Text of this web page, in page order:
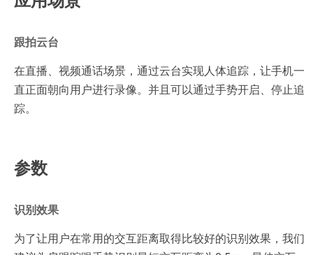
跟拍云台
在直播、视频通话场景，通过云台实现人体追踪，让手机一
直正面朝向用户进行录像。并且可以通过手势开启、停止追
踪。
参数
识别效果
为了让用户在常用的交互距离取得比较好的识别效果，我们